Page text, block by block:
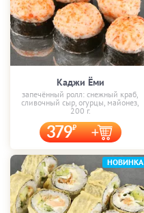
Каджи Ёми
запечённый ролл: снежный краб,
сливочный сыр, огурцы, майонез,
200 г.
379
НОВИНКА